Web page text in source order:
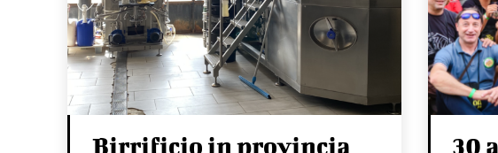
Birrificio in provincia 30